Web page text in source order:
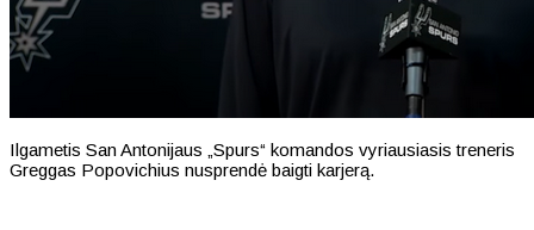
Ilgametis San Antonijaus „Spurs“ komandos vyriausiasis treneris
Greggas Popovichius nusprendė baigti karjerą.